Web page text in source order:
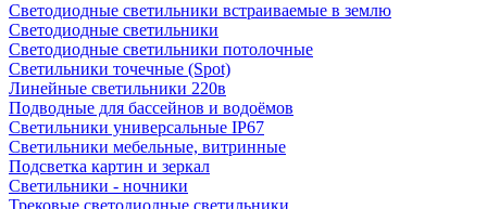
Светодиодные светильники встраиваемые в землю
Светодиодные светильники
Светодиодные светильники потолочные
Светильники точечные (Spot)
Линейные светильники 220в
Подводные для бассейнов и водоёмов
Светильники универсальные IP67
Светильники мебельные, витринные
Подсветка картин и зеркал
Светильники - ночники
Трековые светодиодные светильники